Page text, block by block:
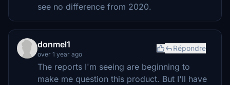
see no difference from 2020.
donmel1
over 1 year ago
Répondre
The reports I'm seeing are beginning to
make me question this product. But I'll have